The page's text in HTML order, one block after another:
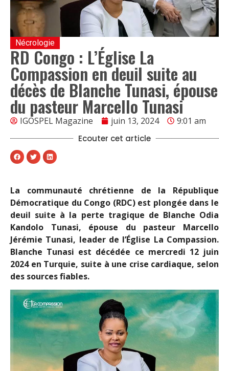
Nécrologie
RD Congo : L’Église La
Compassion en deuil suite au
décès de Blanche Tunasi, épouse
du pasteur Marcello Tunasi
IGOSPEL Magazine juin 13, 2024 9:01 am
Ecouter cet article
La communauté chrétienne de la République
Démocratique du Congo (RDC) est plongée dans le
deuil suite à la perte tragique de Blanche Odia
Kandolo Tunasi, épouse du pasteur Marcello
Jérémie Tunasi, leader de l’Église La Compassion.
Blanche Tunasi est décédée ce mercredi 12 juin
2024 en Turquie, suite à une crise cardiaque, selon
des sources fiables.